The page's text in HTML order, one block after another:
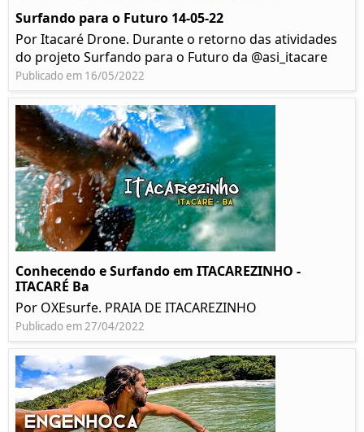
Surfando para o Futuro 14-05-22
Por Itacaré Drone. Durante o retorno das atividades
do projeto Surfando para o Futuro da @asi_itacare
Publicado em 16/05/2022
Conhecendo e Surfando em ITACAREZINHO -
ITACARÉ Ba
Por OXEsurfe. PRAIA DE ITACAREZINHO
Publicado em 27/04/2022